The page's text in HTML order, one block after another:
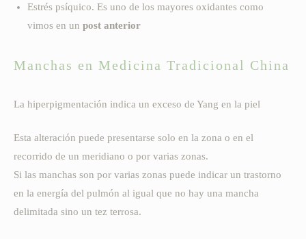
Estrés psíquico. Es uno de los mayores oxidantes como
vimos en un post anterior
Manchas en Medicina Tradicional China
La hiperpigmentación indica un exceso de Yang en la piel
Esta alteración puede presentarse solo en la zona o en el
recorrido de un meridiano o por varias zonas.
Si las manchas son por varias zonas puede indicar un trastorno
en la energía del pulmón al igual que no hay una mancha
delimitada sino un tez terrosa.